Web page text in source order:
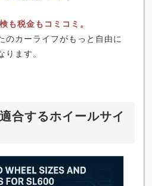
も税金もコミコミ。
のカーライフがもっと自由に
ります。
合するホイールサイ